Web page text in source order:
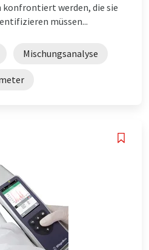
werden, die sie
müssen...
Mischungsanalyse